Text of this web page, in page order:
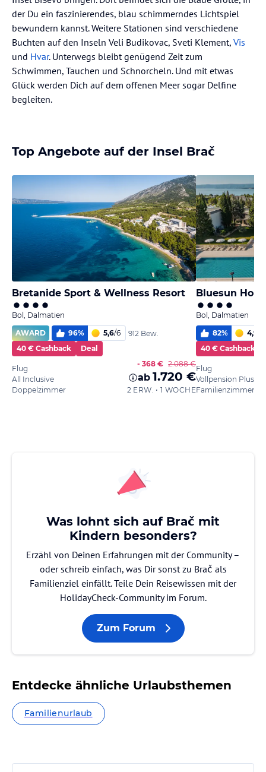
der Du ein faszinierendes, blau schimmerndes Lichtspiel
bewundern kannst. Weitere Stationen sind verschiedene
Buchten auf den Inseln Veli Budikovac, Sveti Klement, Vis
und Hvar. Unterwegs bleibt genügend Zeit zum
Schwimmen, Tauchen und Schnorcheln. Und mit etwas
Glück werden Dich auf dem offenen Meer sogar Delfine
begleiten.
Top Angebote auf der Insel Brač
Bretanide Sport & Wellness Resort
Bol, Dalmatien
AWARD
96% 5,6/6
912 Bew.
40 € Cashback
Deal
Flug
All Inclusive
Doppelzimmer
- 368 € 2.088 €
ab 1.720 €
2 ERW. • 1 WOCHE
Bluesun
Bol, Dalmatien
82% 4,9
40 € Cashback
Flug
Vollpension Plus
Familienzimmer
Was lohnt sich auf Brač mit
Kindern besonders?
Erzähl von Deinen Erfahrungen mit der Community –
oder schreib einfach, was Dir sonst zu Brač als
Familienziel einfällt. Teile Dein Reisewissen mit der
HolidayCheck-Community im Forum.
Zum Forum
Entdecke ähnliche Urlaubsthemen
Familienurlaub